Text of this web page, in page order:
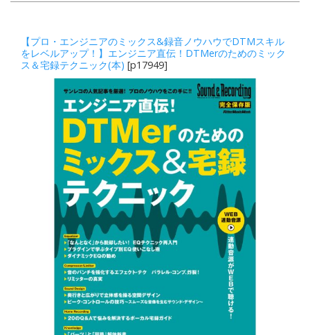
【プロ・エンジニアのミックス&録音ノウハウでDTMスキル
をレベルアップ！】エンジニア直伝！DTMerのためのミック
ス＆宅録テクニック(本) [p17949]